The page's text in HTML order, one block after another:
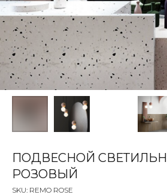
ПОДВЕСНОЙ
РОЗОВЫЙ
SKU: REMO ROSE